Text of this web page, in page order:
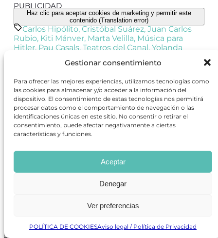
Gestionar consentimiento
Para ofrecer las mejores experiencias, utilizamos tecnologías como
las cookies para almacenar y/o acceder a la información del
dispositivo. El consentimiento de estas tecnologías nos permitirá
procesar datos como el comportamiento de navegación o las
identificaciones únicas en este sitio. No consentir o retirar el
consentimiento, puede afectar negativamente a ciertas
características y funciones.
Aceptar
Denegar
Ver preferencias
POLÍTICA DE COOKIESAviso legal / Política de Privacidad
Haz clic para aceptar cookies de marketing y permitir este
contenido (Translation error)
PUBLICIDAD
Carlos Hipólito, Cristóbal Suárez, Juan Carlos
Rubio, Kiti Mánver, Marta Velilla, Música para
Hitler, Pau Casals, Teatros del Canal, Yolanda
Contenido relacionado
marzo 6, 2025
Carlos Hipólito encarna la figura de Pau Casals,
derechos humanos, en una obra basada en
Entradas recientes